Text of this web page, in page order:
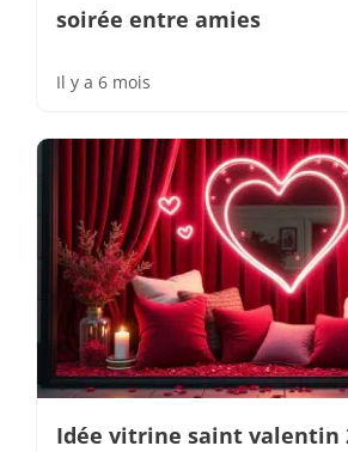
soirée entre amies
Il y a 6 mois
Idée vitrine saint valentin